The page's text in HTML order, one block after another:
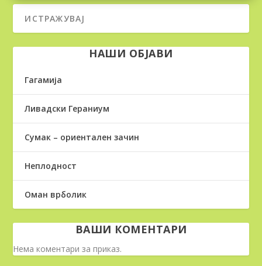
НАШИ ОБЈАВИ
Гагамија
Ливадски Гераниум
Сумак – ориентален зачин
Неплодност
Оман врболик
ВАШИ КОМЕНТАРИ
Нема коментари за приказ.